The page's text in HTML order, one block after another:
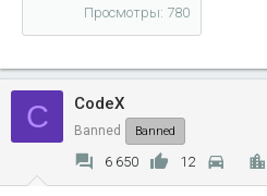
Просмотры: 780
C CodeX
Banned Banned
6 650 12